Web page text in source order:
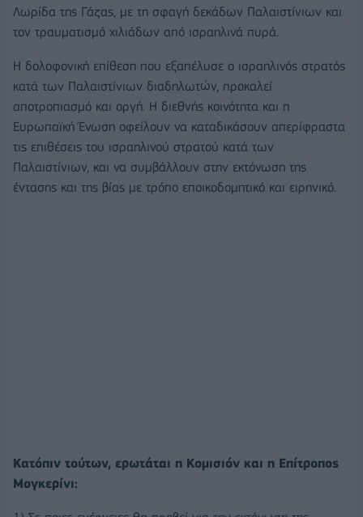
Λωρίδα της Γάζας, με τη σφαγή δεκάδων Παλαιστίνιων και
τον τραυματισμό χιλιάδων από ισραηλινά πυρά.
Η δολοφονική επίθεση που εξαπέλυσε ο ισραηλινός στρατός
κατά των Παλαιστίνιων διαδηλωτών, προκαλεί
αποτροπιασμό και οργή. Η διεθνής κοινότητα και η
Ευρωπαϊκή Ένωση οφείλουν να καταδικάσουν απερίφραστα
τις επιθέσεις του ισραηλινού στρατού κατά των
Παλαιστίνιων, και να συμβάλλουν στην εκτόνωση της
έντασης και της βίας με τρόπο εποικοδομητικό και ειρηνικό.
Κατόπιν τούτων, ερωτάται η Κομισιόν και η Επίτροπος
Μογκερίνι: